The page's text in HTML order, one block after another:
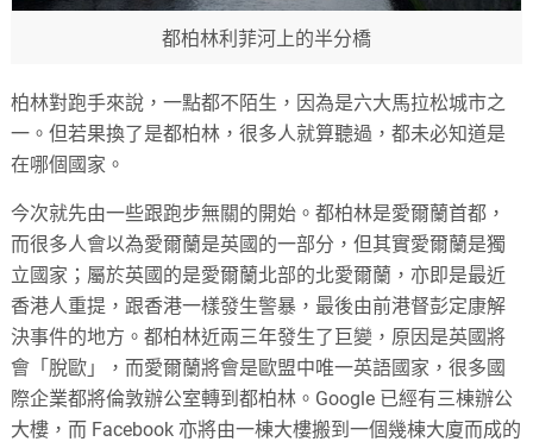
都柏林利菲河上的半分橋
柏林對跑手來說，一點都不陌生，因為是六大馬拉松城市之
一。但若果換了是都柏林，很多人就算聽過，都未必知道是
在哪個國家。
今次就先由一些跟跑步無關的開始。都柏林是愛爾蘭首都，
而很多人會以為愛爾蘭是英國的一部分，但其實愛爾蘭是獨
立國家；屬於英國的是愛爾蘭北部的北愛爾蘭，亦即是最近
香港人重提，跟香港一樣發生警暴，最後由前港督彭定康解
決事件的地方。都柏林近兩三年發生了巨變，原因是英國將
會「脫歐」，而愛爾蘭將會是歐盟中唯一英語國家，很多國
際企業都將倫敦辦公室轉到都柏林。Google 已經有三棟辦公
大樓，而 Facebook 亦將由一棟大樓搬到一個幾棟大廈而成的